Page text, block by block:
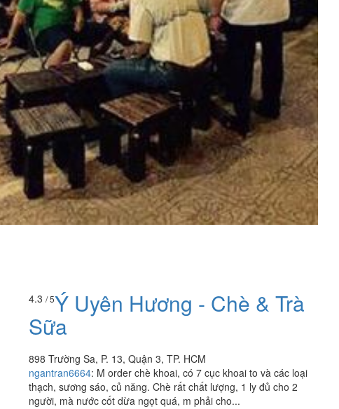
4.3 / 5Ý Uyên Hương - Chè & Trà
Sữa
898 Trường Sa, P. 13, Quận 3, TP. HCM
ngantran6664: M order chè khoai, có 7 cục khoai to và các loại
thạch, sương sáo, củ năng. Chè rất chất lượng, 1 ly đủ cho 2
người, mà nước cốt dừa ngọt quá, m phải cho...